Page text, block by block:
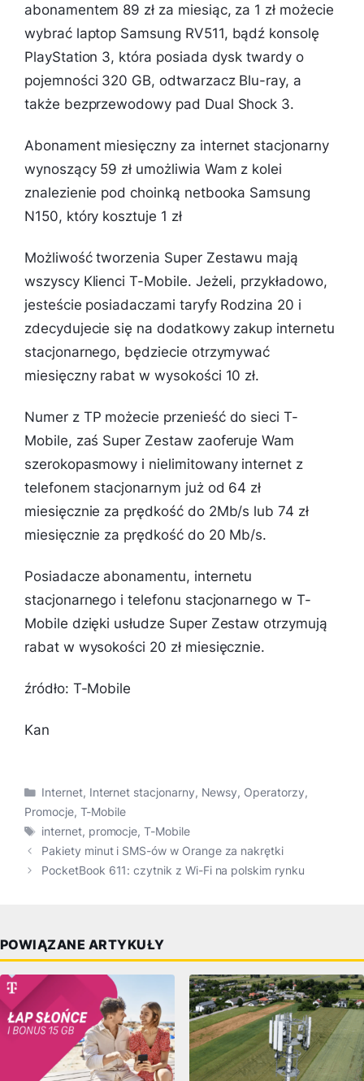
abonamentem 89 zł za miesiąc, za 1 zł możecie
wybrać laptop Samsung RV511, bądź konsolę
PlayStation 3, która posiada dysk twardy o
pojemności 320 GB, odtwarzacz Blu-ray, a
także bezprzewodowy pad Dual Shock 3.
Abonament miesięczny za internet stacjonarny
wynoszący 59 zł umożliwia Wam z kolei
znalezienie pod choinką netbooka Samsung
N150, który kosztuje 1 zł
Możliwość tworzenia Super Zestawu mają
wszyscy Klienci T-Mobile. Jeżeli, przykładowo,
jesteście posiadaczami taryfy Rodzina 20 i
zdecydujecie się na dodatkowy zakup internetu
stacjonarnego, będziecie otrzymywać
miesięczny rabat w wysokości 10 zł.
Numer z TP możecie przenieść do sieci T-
Mobile, zaś Super Zestaw zaoferuje Wam
szerokopasmowy i nielimitowany internet z
telefonem stacjonarnym już od 64 zł
miesięcznie za prędkość do 2Mb/s lub 74 zł
miesięcznie za prędkość do 20 Mb/s.
Posiadacze abonamentu, internetu
stacjonarnego i telefonu stacjonarnego w T-
Mobile dzięki usłudze Super Zestaw otrzymują
rabat w wysokości 20 zł miesięcznie.
źródło: T-Mobile
Kan
Kategorie
Internet, Internet stacjonarny, Newsy, Operatorzy,
Promocje, T-Mobile
Tagi
internet, promocje,T-Mobile
Pakiety minut i SMS-ów w Orange za nakrętki
PocketBook 611: czytnik z Wi-Fi na polskim rynku
POWIĄZANE ARTYKUŁY